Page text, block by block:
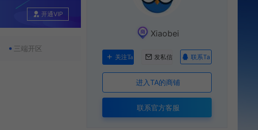
开通VIP
三端开区
Xiaobei
关注Ta 发私信 联系Ta
进入TA的商铺
联系官方客服